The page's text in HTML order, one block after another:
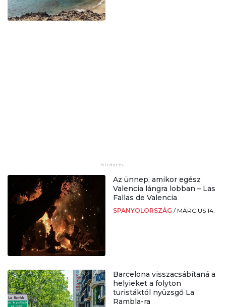
Az ünnep, amikor egész
Valencia lángra lobban – Las
Fallas de Valencia
SPANYOLORSZÁG / MÁRCIUS 14.
Barcelona visszacsábítaná a
helyieket a folyton
turistáktól nyüzsgő La
Rambla-ra